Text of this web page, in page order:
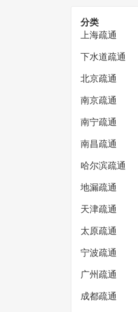
分类
上海疏通
下水道疏通
北京疏通
南京疏通
南宁疏通
南昌疏通
哈尔滨疏通
地漏疏通
天津疏通
太原疏通
宁波疏通
广州疏通
成都疏通